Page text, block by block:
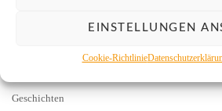
EINSTELLUNGEN
Cookie-Richtlinie
Geschichten